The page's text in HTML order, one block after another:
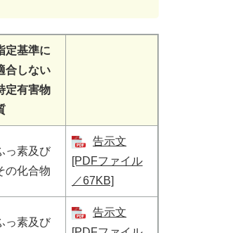
定基準に
合しない
定有害物
っ素及び
の化合物
告示文
[PDFファイル
／67KB]
っ素及び
告示文